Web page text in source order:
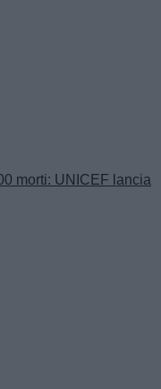
morti: UNICEF lancia